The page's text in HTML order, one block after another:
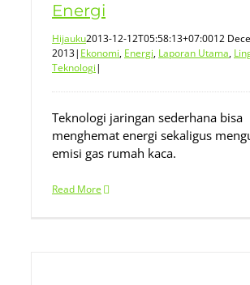
Energi
Hijauku2013-12-12T05:58:13+07:0012
2013| Ekonomi, Energi, Laporan Utama,
Teknologi|
Teknologi jaringan sederhana bisa
menghemat energi sekaligus
emisi gas rumah kaca.
Read More